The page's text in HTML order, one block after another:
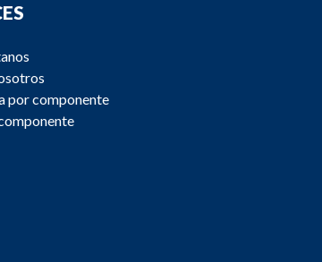
por componente